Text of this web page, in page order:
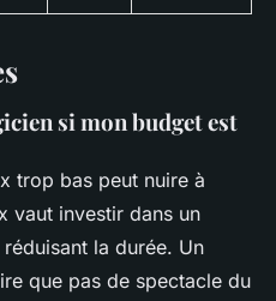
si mon budget est
trop bas peut nuire à
vaut investir dans un
la durée. Un
que pas de spectacle du